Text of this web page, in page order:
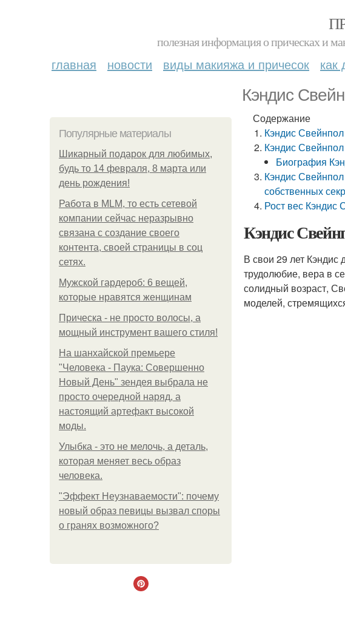
полезная информация о прическах и
главная новости виды макияжа и причесок как
Кэндис
Популярные материалы
Шикарный подарок для любимых,
будь то 14 февраля, 8 марта или
день рождения!
Работа в MLM, то есть сетевой
компании сейчас неразрывно
связана с создание своего
контента, своей страницы в соц
сетях.
Мужской гардероб: 6 вещей,
которые нравятся женщинам
Прическа - не просто волосы, а
мощный инструмент вашего стиля!
На шанхайской премьере
"Человека - Паука: Совершенно
Новый День" зендея выбрала не
просто очередной наряд, а
настоящий артефакт высокой
моды.
Улыбка - это не мелочь, а деталь,
которая меняет весь образ
человека.
"Эффект Неузнаваемости": почему
новый образ певицы вызвал споры
о гранях возможного?
Содержание
Кэндис
Кэндис
Биография
Кэндис
собственных
Рост вес Кэндис
Кэндис
В свои 29 лет Кэндис
трудолюбие, вера в
солидный возраст,
моделей,